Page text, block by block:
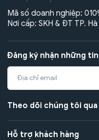
Mã số doanh nghiệp:
Nơi cấp: SKH & ĐT TP.
Đăng ký nhận những
Theo dõi chúng tôi qua
Hỗ trợ khách hàng